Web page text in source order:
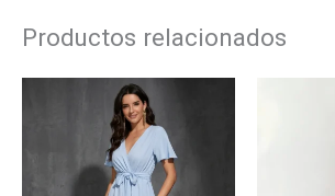
Productos relacionados